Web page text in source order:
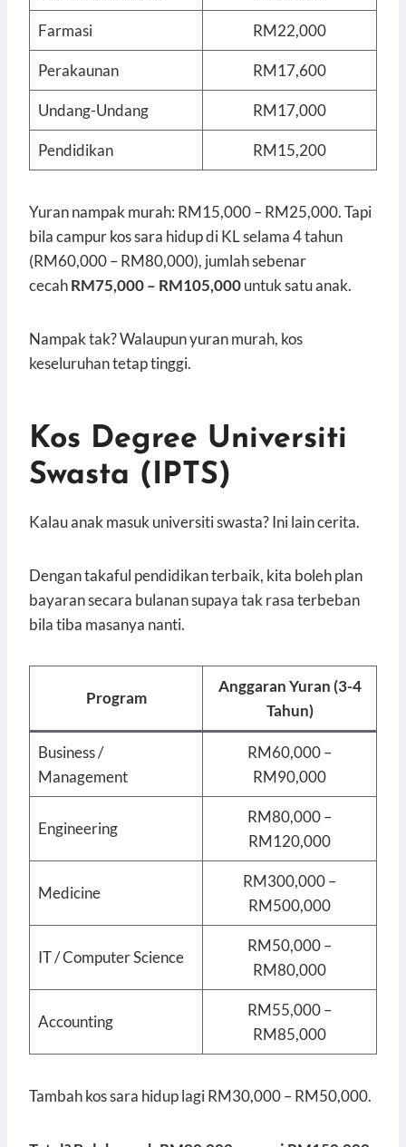
Farmasi RM22,000
Perakaunan RM17,600
Undang-Undang RM17,000
Pendidikan RM15,200
Yuran nampak murah: RM15,000 – RM25,000. Tapi
bila campur kos sara hidup di KL selama 4 tahun
(RM60,000 – RM80,000), jumlah sebenar
cecahRM75,000 – RM105,000untuk satu anak.
Nampak tak? Walaupun yuran murah, kos
keseluruhan tetap tinggi.
Kos Degree Universiti
Swasta (IPTS)
Kalau anak masuk universiti swasta? Ini lain cerita.
Dengan takaful pendidikan terbaik, kita boleh plan
bayaran secara bulanan supaya tak rasa terbeban
bila tiba masanya nanti.
Program
Anggaran Yuran (3-4
Tahun)
Business /
Management
RM60,000 –
RM90,000
Engineering
RM80,000 –
RM120,000
Medicine
RM300,000 –
RM500,000
IT / Computer Science
RM50,000 –
RM80,000
Accounting
RM55,000 –
RM85,000
Tambah kos sara hidup lagi RM30,000 – RM50,000.